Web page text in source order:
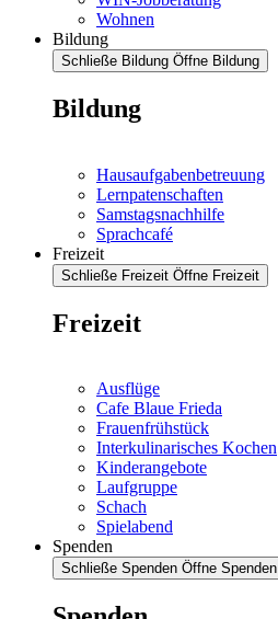
Wohnen
Bildung
Schließe Bildung Öffne Bildung
Bildung
Hausaufgabenbetreuung
Lernpatenschaften
Samstagsnachhilfe
Sprachcafé
Freizeit
Schließe Freizeit Öffne Freizeit
Freizeit
Ausflüge
Cafe Blaue Frieda
Frauenfrühstück
Interkulinarisches Kochen
Kinderangebote
Laufgruppe
Schach
Spielabend
Spenden
Schließe Spenden Öffne Spenden